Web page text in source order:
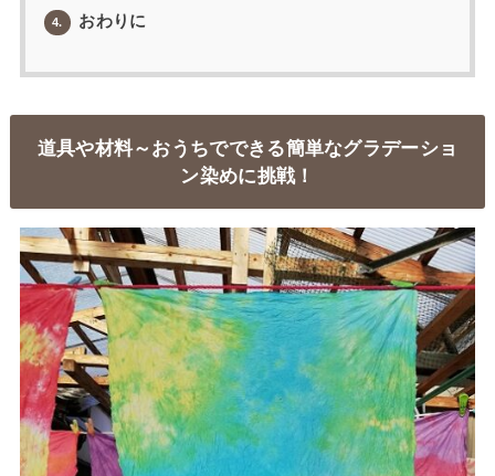
4. おわりに
道具や材料～おうちでできる簡単なグラデーショ
ン染めに挑戦！